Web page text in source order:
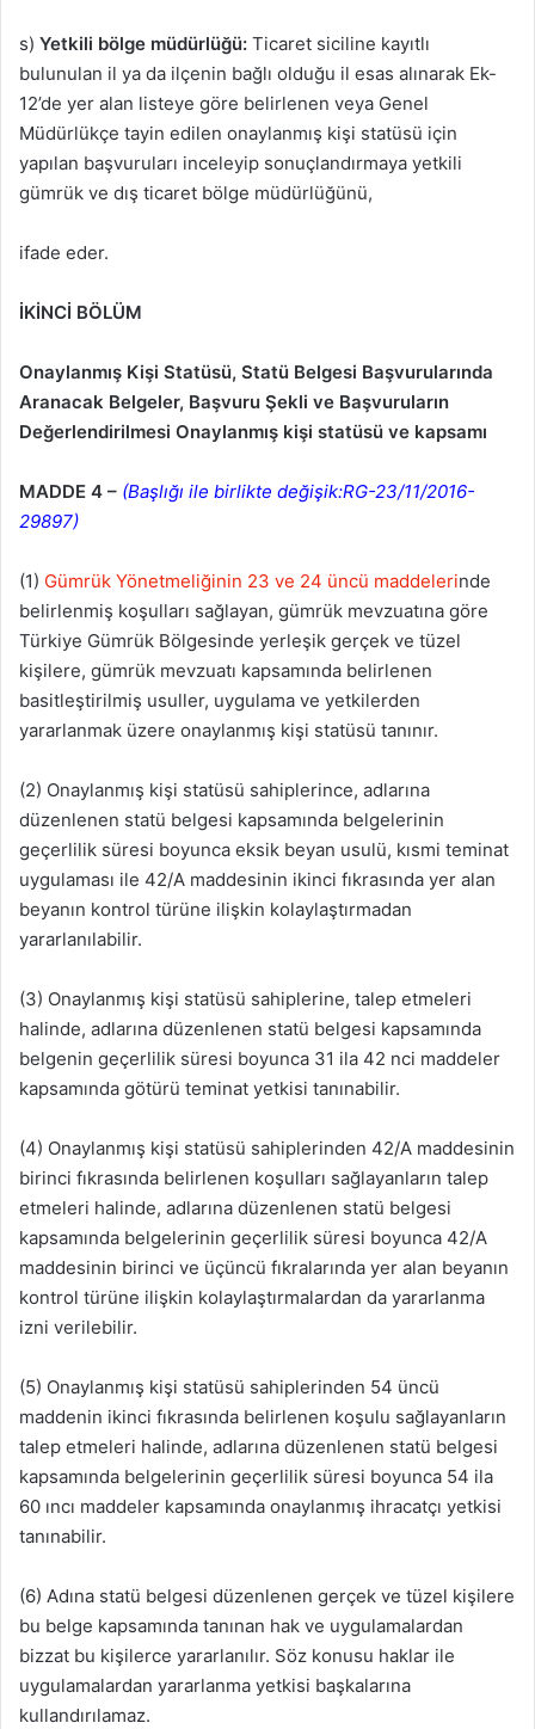
s) Yetkili bölge müdürlüğü: Ticaret siciline kayıtlı
bulunulan il ya da ilçenin bağlı olduğu il esas alınarak Ek-
12’de yer alan listeye göre belirlenen veya Genel
Müdürlükçe tayin edilen onaylanmış kişi statüsü için
yapılan başvuruları inceleyip sonuçlandırmaya yetkili
gümrük ve dış ticaret bölge müdürlüğünü,
ifade eder.
İKİNCİ BÖLÜM
Onaylanmış Kişi Statüsü, Statü Belgesi Başvurularında
Aranacak Belgeler, Başvuru Şekli ve Başvuruların
Değerlendirilmesi Onaylanmış kişi statüsü ve kapsamı
MADDE 4 – (Başlığı ile birlikte değişik:RG-23/11/2016-
29897)
(1) Gümrük Yönetmeliğinin 23 ve 24 üncü maddelerinde
belirlenmiş koşulları sağlayan, gümrük mevzuatına göre
Türkiye Gümrük Bölgesinde yerleşik gerçek ve tüzel
kişilere, gümrük mevzuatı kapsamında belirlenen
basitleştirilmiş usuller, uygulama ve yetkilerden
yararlanmak üzere onaylanmış kişi statüsü tanınır.
(2) Onaylanmış kişi statüsü sahiplerince, adlarına
düzenlenen statü belgesi kapsamında belgelerinin
geçerlilik süresi boyunca eksik beyan usulü, kısmi teminat
uygulaması ile 42/A maddesinin ikinci fıkrasında yer alan
beyanın kontrol türüne ilişkin kolaylaştırmadan
yararlanılabilir.
(3) Onaylanmış kişi statüsü sahiplerine, talep etmeleri
halinde, adlarına düzenlenen statü belgesi kapsamında
belgenin geçerlilik süresi boyunca 31 ila 42 nci maddeler
kapsamında götürü teminat yetkisi tanınabilir.
(4) Onaylanmış kişi statüsü sahiplerinden 42/A maddesinin
birinci fıkrasında belirlenen koşulları sağlayanların talep
etmeleri halinde, adlarına düzenlenen statü belgesi
kapsamında belgelerinin geçerlilik süresi boyunca 42/A
maddesinin birinci ve üçüncü fıkralarında yer alan beyanın
kontrol türüne ilişkin kolaylaştırmalardan da yararlanma
izni verilebilir.
(5) Onaylanmış kişi statüsü sahiplerinden 54 üncü
maddenin ikinci fıkrasında belirlenen koşulu sağlayanların
talep etmeleri halinde, adlarına düzenlenen statü belgesi
kapsamında belgelerinin geçerlilik süresi boyunca 54 ila
60 ıncı maddeler kapsamında onaylanmış ihracatçı yetkisi
tanınabilir.
(6) Adına statü belgesi düzenlenen gerçek ve tüzel kişilere
bu belge kapsamında tanınan hak ve uygulamalardan
bizzat bu kişilerce yararlanılır. Söz konusu haklar ile
uygulamalardan yararlanma yetkisi başkalarına
kullandırılamaz.